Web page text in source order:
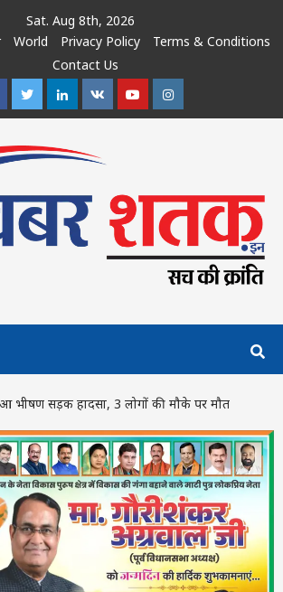
Sat. Aug 8th, 2026
World Privacy Policy
Terms & Conditions
Contact Us
TwitterLinkedin
VK YoutubeInstagram
भीषण सड़क हादसा, 3 लोगों की मौके पर मौत